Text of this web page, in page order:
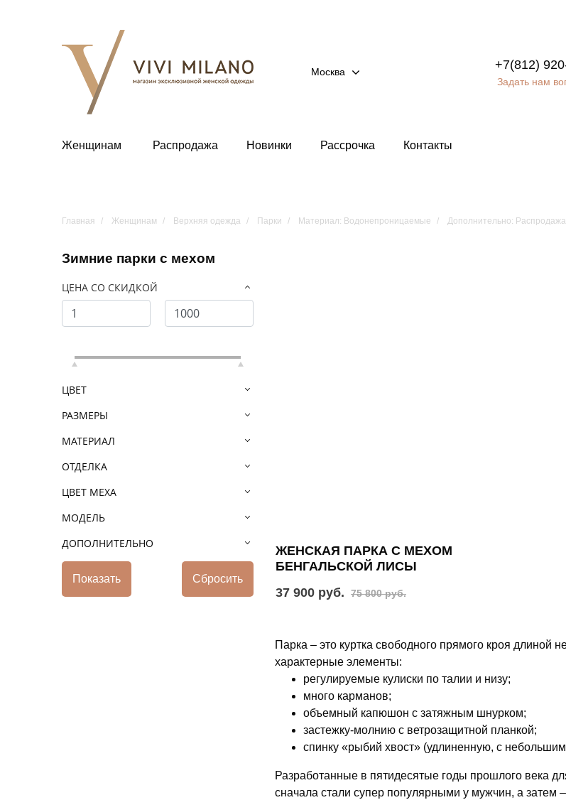
Москва
+7(812)
Задать нам
Женщинам Распродажа Новинки Рассрочка Контакты
Главная Женщинам Верхняя одежда Парки Материал: Водонепроницаемые Дополнительно: Распродажа
Зимние парки с мехом
ЦЕНА СО СКИДКОЙ
ЦВЕТ
РАЗМЕРЫ
МАТЕРИАЛ
ОТДЕЛКА
ЦВЕТ МЕХА
МОДЕЛЬ
ДОПОЛНИТЕЛЬНО
ЖЕНСКАЯ ПАРКА С МЕХОМ
БЕНГАЛЬСКОЙ ЛИСЫ
37 900 руб.
75 800 руб.
Парка – это куртка свободного прямого кроя
характерные элементы:
регулируемые кулиски по талии и низу;
много карманов;
объемный капюшон с затяжным шнурком;
застежку-молнию с ветрозащитной планкой;
спинку «рыбий хвост» (удлиненную, с
Разработанные в пятидесятые годы прошлого века
сначала стали супер популярными у мужчин, а затем